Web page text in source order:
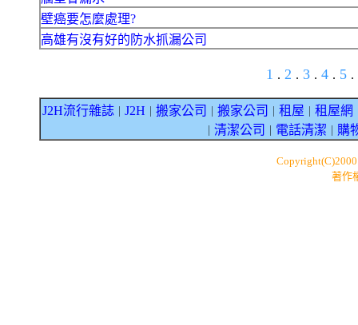
壁癌要怎麼處理?
高雄有沒有好的防水抓漏公司
1 . 2 . 3 . 4 . 5 .
J2H流行雜誌 J2H 搬家公司 搬家公司 租屋 租屋網
清潔公司 電話清潔 購
著作